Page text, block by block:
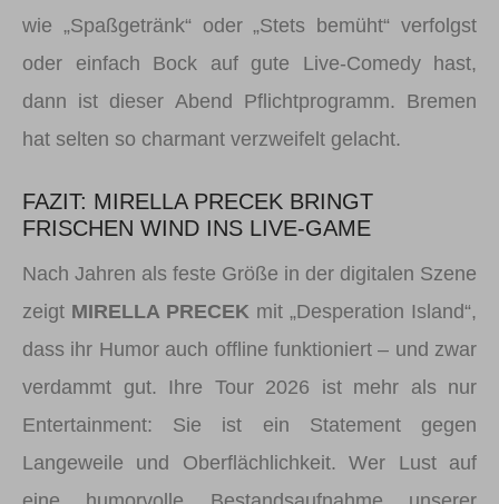
wie „Spaßgetränk“ oder „Stets bemüht“ verfolgst
oder einfach Bock auf gute Live-Comedy hast,
dann ist dieser Abend Pflichtprogramm. Bremen
hat selten so charmant verzweifelt gelacht.
FAZIT: MIRELLA PRECEK BRINGT
FRISCHEN WIND INS LIVE-GAME
Nach Jahren als feste Größe in der digitalen Szene
zeigt MIRELLA PRECEK mit „Desperation Island“,
dass ihr Humor auch offline funktioniert – und zwar
verdammt gut. Ihre Tour 2026 ist mehr als nur
Entertainment: Sie ist ein Statement gegen
Langeweile und Oberflächlichkeit. Wer Lust auf